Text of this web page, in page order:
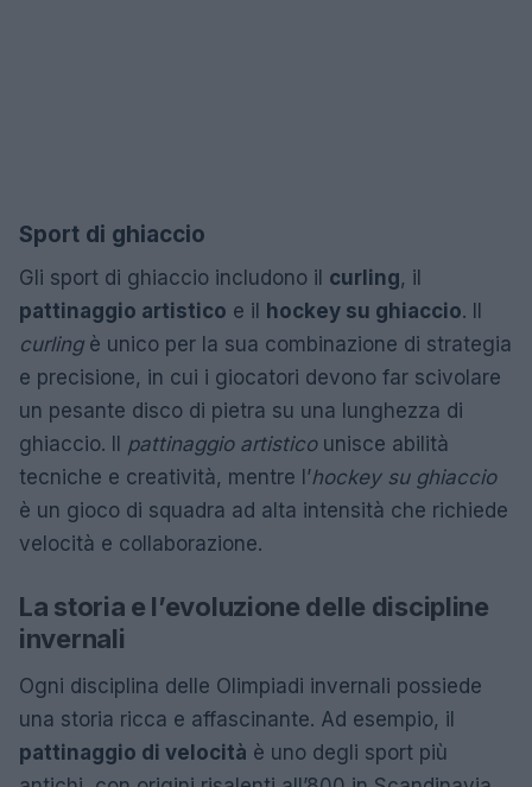
Sport di ghiaccio
Gli sport di ghiaccio includono il curling, il
pattinaggio artistico e il hockey su ghiaccio. Il
curlingè unico per la sua combinazione di strategia
e precisione, in cui i giocatori devono far scivolare
un pesante disco di pietra su una lunghezza di
ghiaccio. Il pattinaggio artisticounisce abilità
tecniche e creatività, mentre l’hockey su ghiaccio
è un gioco di squadra ad alta intensità che richiede
velocità e collaborazione.
La storia e l’evoluzione delle discipline
invernali
Ogni disciplina delle Olimpiadi invernali possiede
una storia ricca e affascinante. Ad esempio, il
pattinaggio di velocità è uno degli sport più